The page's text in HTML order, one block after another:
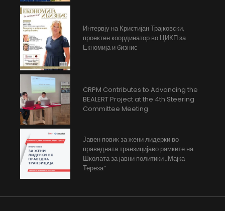
Интервју на Кристијан Трајковски,
проектен координатор во ЦИКП за
Екномија и бизнис
CRPM Contributes to Advancing the
BEALERT Project at the 4th Steering
Committee Meeting
Јавен повик за жени лидерки во
праведната транзицијаво рамките на
Школата за јавни политики „Мајка
Тереза“